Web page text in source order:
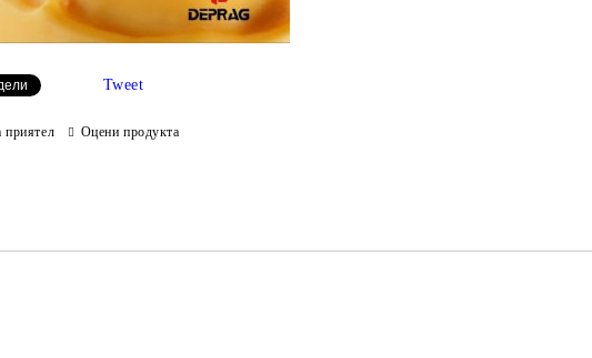
Tweet
приятел Оцени продукта